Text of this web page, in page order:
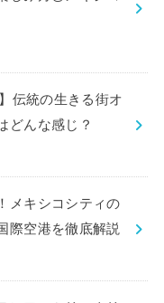
伝統の生きる街オ
どんな感じ？
メキシコシティの
際空港を徹底解説